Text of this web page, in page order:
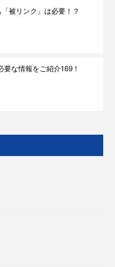
被リンク」は必要！？
な情報をご紹介169！